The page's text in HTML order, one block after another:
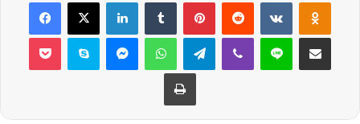
Pocket Skype MessengerWhatsAppTelegramViber Line E-Posta ile
Yazdır